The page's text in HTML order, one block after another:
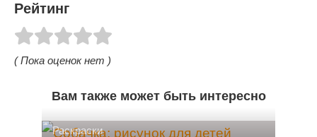
Рейтинг
( Пока оценок нет )
Вам также может быть интересно
Раскраски